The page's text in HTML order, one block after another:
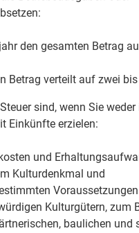
den gesamten Betrag
Betrag verteilt auf zwei
sind, wenn Sie
Einkünfte erzielen:
und
Kulturdenkmal und
Kulturgütern, zum
baulichen und